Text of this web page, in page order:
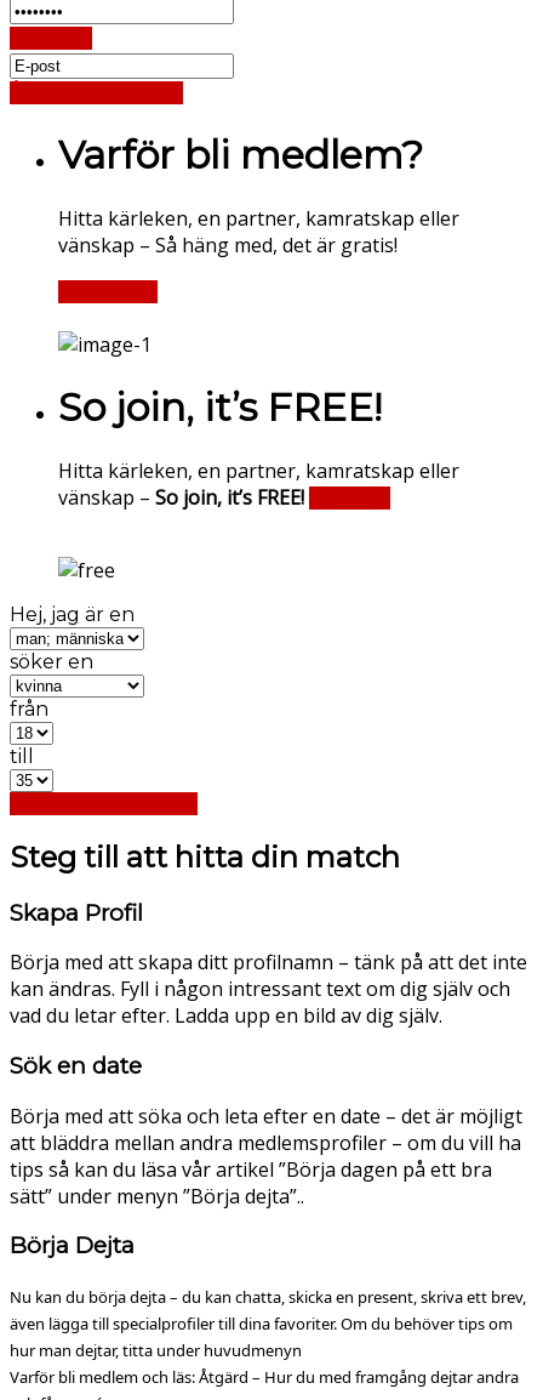
Varför bli medlem?
Hitta kärleken, en partner, kamratskap eller
vänskap – Så häng med, det är gratis!
So join, it’s FREE!
Hitta kärleken, en partner, kamratskap eller
vänskap – So join, it’s FREE!
Hej, jag är en
söker en
från
till
Steg till att hitta din match
Skapa Profil
Börja med att skapa ditt profilnamn – tänk på att det inte
kan ändras. Fyll i någon intressant text om dig själv och
vad du letar efter. Ladda upp en bild av dig själv.
Sök en date
Börja med att söka och leta efter en date – det är möjligt
att bläddra mellan andra medlemsprofiler – om du vill ha
tips så kan du läsa vår artikel ”Börja dagen på ett bra
sätt” under menyn ”Börja dejta”..
Börja Dejta
Nu kan du börja dejta – du kan chatta, skicka en present, skriva ett brev,
även lägga till specialprofiler till dina favoriter. Om du behöver tips om
hur man dejtar, titta under huvudmenyn
Varför bli medlem och läs: Åtgärd – Hur du med framgång dejtar andra